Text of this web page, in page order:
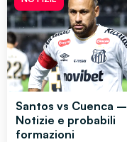
Santos vs Cuenca –
Notizie e probabili
formazioni